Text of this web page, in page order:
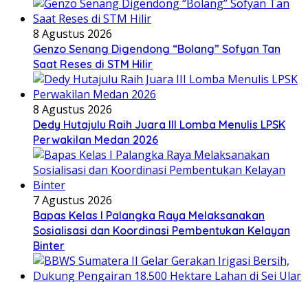
8 Agustus 2026
Genzo Senang Digendong “Bolang” Sofyan Tan
Saat Reses di STM Hilir
8 Agustus 2026
Dedy Hutajulu Raih Juara III Lomba Menulis LPSK
Perwakilan Medan 2026
7 Agustus 2026
Bapas Kelas I Palangka Raya Melaksanakan
Sosialisasi dan Koordinasi Pembentukan Kelayan
Binter